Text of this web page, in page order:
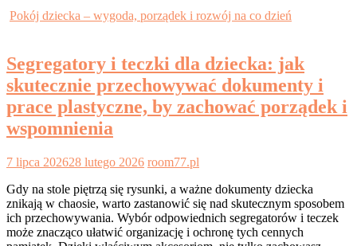
Pokój dziecka – wygoda, porządek i rozwój na co dzień
Segregatory i teczki dla dziecka: jak
skutecznie przechowywać dokumenty i
prace plastyczne, by zachować porządek i
wspomnienia
7 lipca 202628 lutego 2026 room77.pl
Gdy na stole piętrzą się rysunki, a ważne dokumenty dziecka
znikają w chaosie, warto zastanowić się nad skutecznym sposobem
ich przechowywania. Wybór odpowiednich segregatorów i teczek
może znacząco ułatwić organizację i ochronę tych cennych